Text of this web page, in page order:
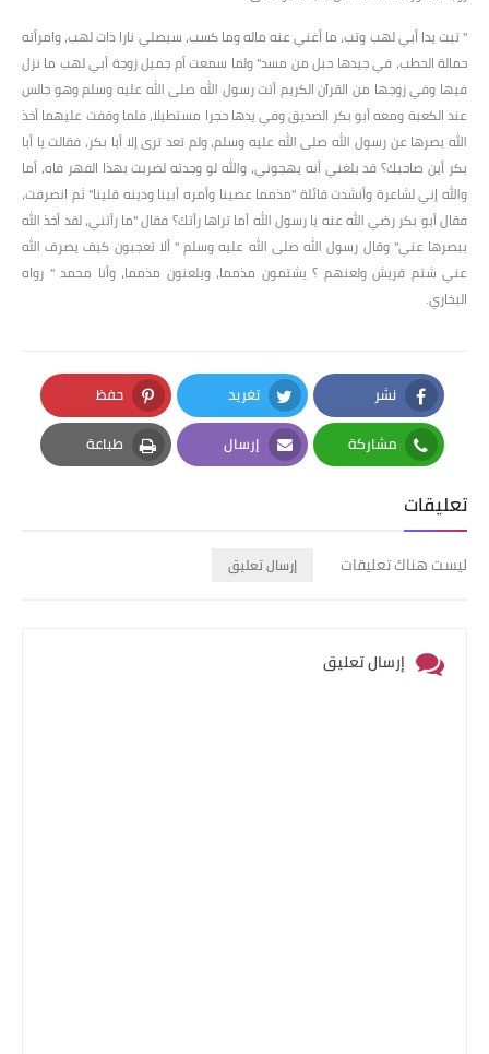
" تبت يدا أبي لهب وتب، ما أغني عنه ماله وما كسب، سيصلي نارا ذات لهب، وامرأته
حمالة الحطب، في جيدها حبل من مسد" ولما سمعت أم جميل زوجة أبي لهب ما نزل
فيها وفي زوجها من القرآن الكريم أتت رسول الله صلى الله عليه وسلم وهو جالس
عند الكعبة ومعه أبو بكر الصديق وفي يدها حجرا مستطيلا، فلما وقفت عليهما أخذ
الله بصرها عن رسول الله صلى الله عليه وسلم، ولم تعد ترى إلا أبا بكر، فقالت يا أبا
بكر أين صاحبك؟ قد بلغني أنه يهجوني، والله لو وجدته لضربت بهذا الفهر فاه، أما
والله إني لشاعرة وأنشدت قائلة "مذمما عصينا وأمره أبينا ودينه قلينا" ثم انصرفت،
فقال أبو بكر رضي الله عنه يا رسول الله أما تراها رأتك؟ فقال "ما رأتني، لقد أخذ الله
ببصرها عني" وقال رسول الله صلى الله عليه وسلم " ألا تعجبون كيف يصرف الله
عني شتم قريش ولعنهم ؟ يشتمون مذمما، ويلعنون مذمما، وأنا محمد " رواه
البخاري.
نشر
Facebook
تغريد
Twitter
حفظ
Pinterest
مشاركة
Whatsapp
إرسال
Email
طباعة
Print
تعليقات
ليست هناك تعليقات إرسال تعليق
إرسال تعليق